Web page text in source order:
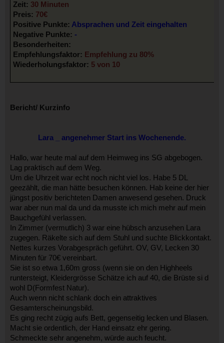
Zeit: 30 Minuten
Preis: 70€
Positive Punkte: Absprachen und Zeit eingehalten
Negative Punkte: -
Besonderheiten:
Empfehlungsfaktor: Empfehlung zu 80%
Wiederholungsfaktor: 5 von 10
Bericht/ Kurzinfo
Lara _ angenehmer Start ins Wochenende.
Hallo, war heute mal auf dem Heimweg ins SG abgebogen.
Lag praktisch auf dem Weg.
Um die Uhrzeit war echt noch nicht viel los. Habe 5 DL
geezählt, die man hätte besuchen können. Hab keine der hier
jüngst positiv berichteten Damen anwesend gesehen. Druck
war aber nun mal da und da musste ich mich mehr auf mein
Bauchgefühl verlassen.
In Zimmer (vermutlich) 3 war eine hübsch anzusehen Lara
zugegen. Räkelte sich auf dem Stuhl und suchte Blickkontakt.
Nettes kurzes Vorabgespräch geführt. OV, GV, Lecken 30
Minuten für 70€ vereinbart.
Sie ist so etwa 1,60m gross (wenn sie on den Highheels
runtersteigt, Kleidergrösse Schätze ich auf 40, die Brüste si d
wohl D(Formfest Natur).
Auch wenn nicht schlank doch ein attraktives
Gesamterscheinungsbild.
Es ging recht zügig aufs Bett, gegenseitig lecken und Blasen.
Macht sie ordentlich, der Hand einsatz ehr gering.
Schmeckte sehr angenehm, würde auch feucht.